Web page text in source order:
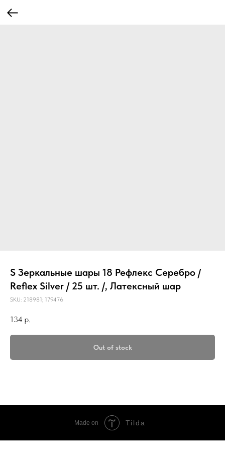
S Зеркальные шары 18 Рефлекс Серебро /
Reflex Silver / 25 шт. /, Латексный шар
SKU: 218981; 179476
134 р.
Out of stock
Made on Tilda